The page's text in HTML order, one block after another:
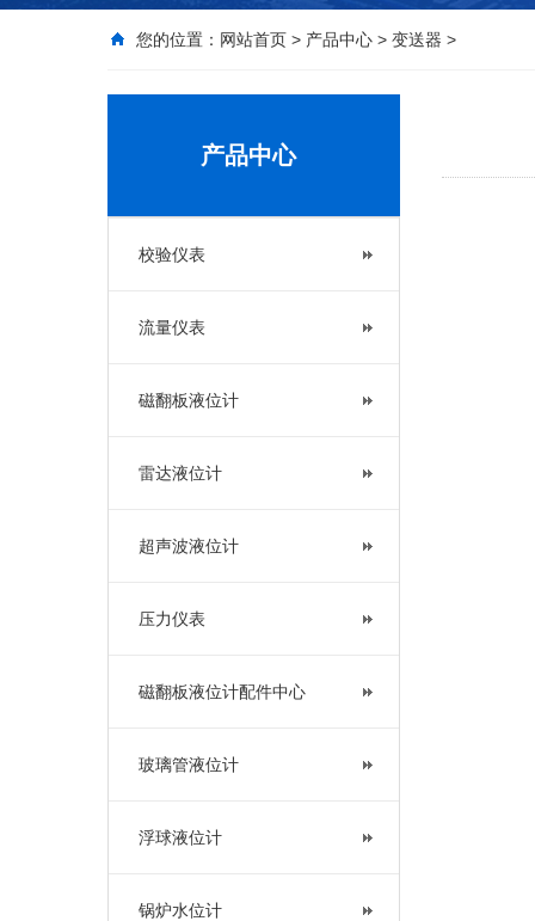
您的位置： 网站首页 > 产品中心 > 变送器 >
产品中心
校验仪表
流量仪表
磁翻板液位计
雷达液位计
超声波液位计
压力仪表
磁翻板液位计配件中心
玻璃管液位计
浮球液位计
锅炉水位计